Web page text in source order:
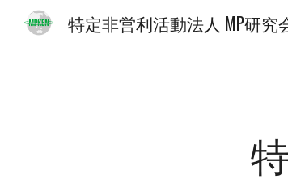
特定非営利活動法人 MP研究